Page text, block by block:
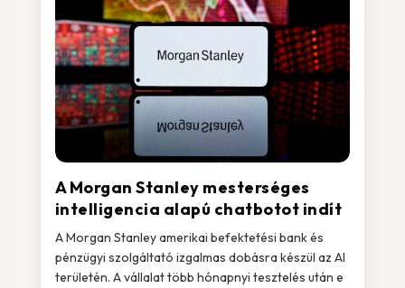
A Morgan Stanley mesterséges
intelligencia alapú chatbotot indít
A Morgan Stanley amerikai befektetési bank és
pénzügyi szolgáltató izgalmas dobásra készül az AI
területén. A vállalat több hónapnyi tesztelés után e